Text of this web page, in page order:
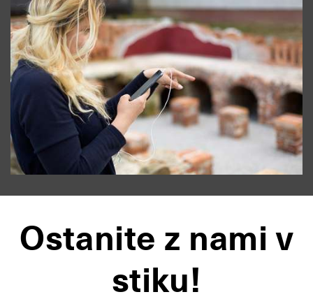
Ostanite z nami v
stiku!